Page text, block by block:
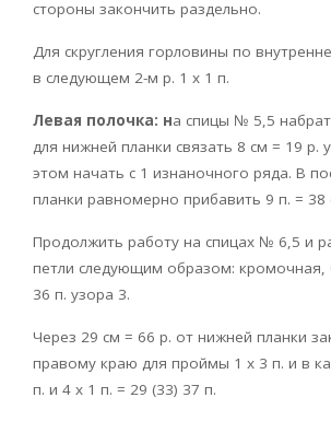
стороны закончить раздельно.
Для скругления горловины по
в следующем 2-м р. 1 х 1 п.
Левая полочка: на спицы № 5,5
для нижней планки связать 8 см = 19 р.
этом начать с 1 изнаночного ряда. В
планки равномерно прибавить 9 п. = 38
Продолжить работу на спицах № 6,5 и
петли следующим образом: кромочная,
36 п. узора 3.
Через 29 см = 66 р. от нижней планки
правому краю для проймы 1 х 3 п. и в
п. и 4 х 1 п. = 29 (33) 37 п.